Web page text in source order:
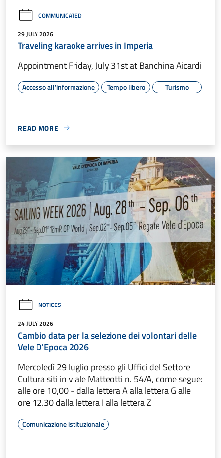
COMMUNICATED
29 JULY 2026
Traveling karaoke arrives in Imperia
Appointment Friday, July 31st at Banchina Aicardi
Accesso all'informazione Tempo libero Turismo
READ MORE
NOTICES
24 JULY 2026
Cambio data per la selezione dei volontari delle
Vele D'Epoca 2026
Mercoledì 29 luglio presso gli Uffici del Settore
Cultura siti in viale Matteotti n. 54/A, come segue:
alle ore 10,00 - dalla lettera A alla lettera G alle
ore 12.30 dalla lettera I alla lettera Z
Comunicazione istituzionale